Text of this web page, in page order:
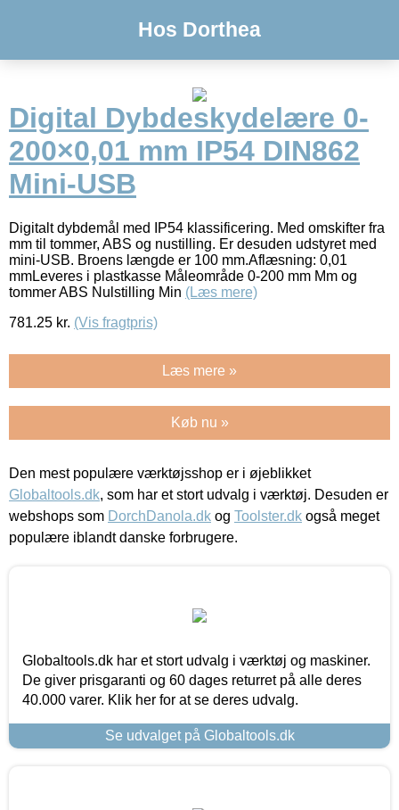
Hos Dorthea
Digital Dybdeskydelære 0-
200×0,01 mm IP54 DIN862
Mini-USB
Digitalt dybdemål med IP54 klassificering. Med omskifter fra
mm til tommer, ABS og nustilling. Er desuden udstyret med
mini-USB. Broens længde er 100 mm.Aflæsning: 0,01
mmLeveres i plastkasse Måleområde 0-200 mm Mm og
tommer ABS Nulstilling Min (Læs mere)
781.25 kr. (Vis fragtpris)
Læs mere »
Køb nu »
Den mest populære værktøjsshop er i øjeblikket
Globaltools.dk, som har et stort udvalg i værktøj. Desuden er
webshops som DorchDanola.dk og Toolster.dk også meget
populære iblandt danske forbrugere.
Globaltools.dk har et stort udvalg i værktøj og maskiner.
De giver prisgaranti og 60 dages returret på alle deres
40.000 varer. Klik her for at se deres udvalg.
Se udvalget på Globaltools.dk